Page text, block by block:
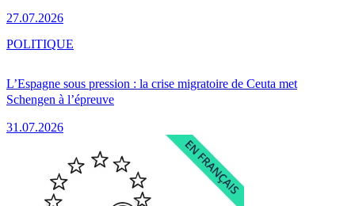
27.07.2026
L’Espagne sous pression : la crise migratoire de Ceuta met
Schengen à l’épreuve
31.07.2026
POLITIQUE